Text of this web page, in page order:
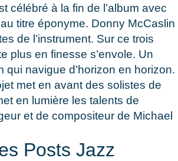
célébré à la fin de l’album avec
titre éponyme. Donny McCaslin
de l’instrument. Sur ce trois
plus en finesse s’envole. Un
qui navigue d’horizon en horizon.
met en avant des solistes de
en lumière les talents de
et de compositeur de Michael
Posts Jazz